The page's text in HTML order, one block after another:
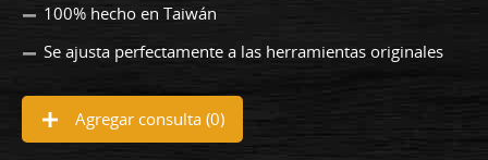
100% hecho en Taiwán
Se ajusta perfectamente a las herramientas originales
Agregar consulta (0)